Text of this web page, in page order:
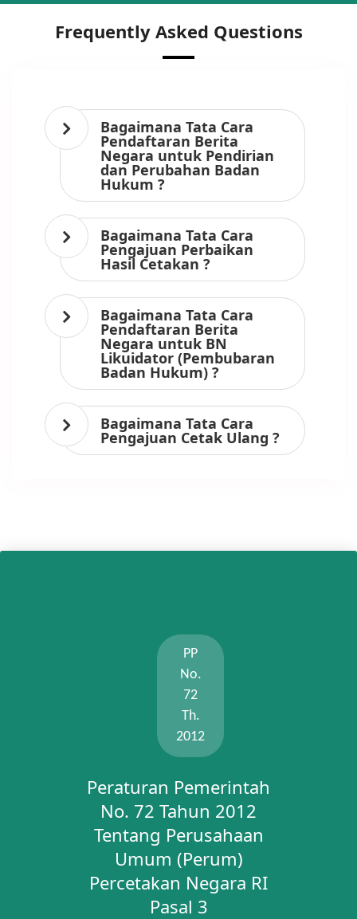
Frequently Asked Questions
Bagaimana Tata Cara
Pendaftaran Berita
Negara untuk Pendirian
dan Perubahan Badan
Hukum ?
Bagaimana Tata Cara
Pengajuan Perbaikan
Hasil Cetakan ?
Bagaimana Tata Cara
Pendaftaran Berita
Negara untuk BN
Likuidator (Pembubaran
Badan Hukum) ?
Bagaimana Tata Cara
Pengajuan Cetak Ulang ?
PP
No.
72
Th.
2012
Peraturan Pemerintah
No. 72 Tahun 2012
Tentang Perusahaan
Umum (Perum)
Percetakan Negara RI
Pasal 3